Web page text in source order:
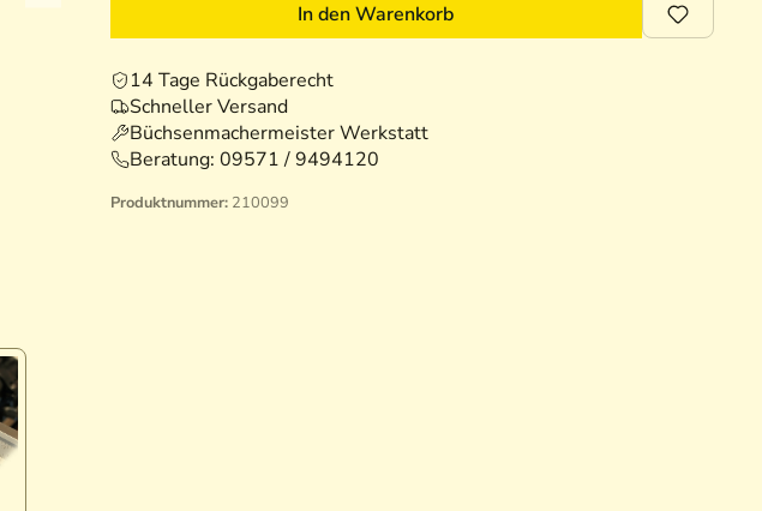
In den Warenkorb
14 Tage Rückgaberecht
Schneller Versand
Büchsenmachermeister Werkstatt
Beratung: 09571 / 9494120
Produktnummer: 210099